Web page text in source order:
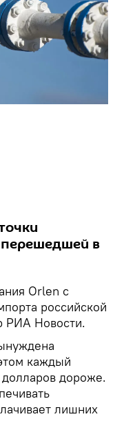
перешедшей в
Orlen с
российской
РИА Новости.
каждый
долларов дороже.
лишних